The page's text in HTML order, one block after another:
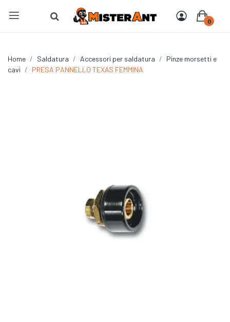
0
Home Saldatura Accessori per saldatura
Pinze morsetti e
cavi
PRESA PANNELLO TEXAS FEMMINA